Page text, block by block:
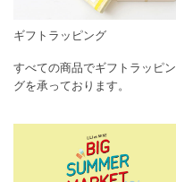
ギフトラッピング
すべての商品でギフトラッピン
グを承っております。